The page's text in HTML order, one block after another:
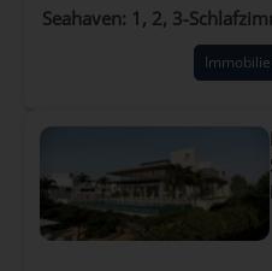
Seahaven: 1, 2, 3-